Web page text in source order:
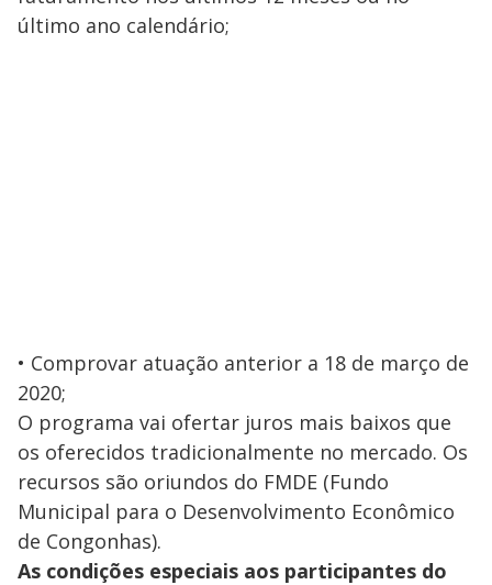
último ano calendário;
• Comprovar atuação anterior a 18 de março de
2020;
O programa vai ofertar juros mais baixos que
os oferecidos tradicionalmente no mercado. Os
recursos são oriundos do FMDE (Fundo
Municipal para o Desenvolvimento Econômico
de Congonhas).
As condições especiais aos participantes do